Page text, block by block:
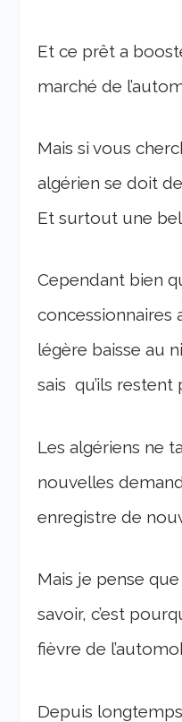
Et ce prêt a
marché de
Mais si vous
algérien se doit
Et surtout une
Cependant bien
concessionnaires
légère baisse au
sais qu’ils
Les algériens ne
nouvelles
enregistre de
Mais je pense
savoir, c’est
fièvre de
Depuis